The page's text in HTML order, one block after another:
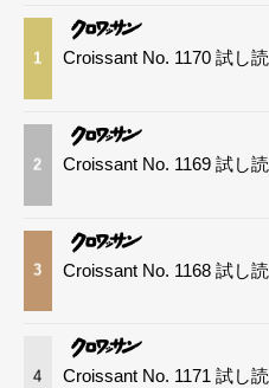
1 Croissant No. 1170 試し
2 Croissant No. 1169 試し
3 Croissant No. 1168 試し
4 Croissant No. 1171 試し